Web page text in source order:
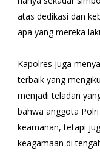
atas dedikasi dan
apa yang mereka
Kapolres juga
terbaik yang
menjadi teladan
bahwa anggota
keamanan, tetapi
keagamaan di